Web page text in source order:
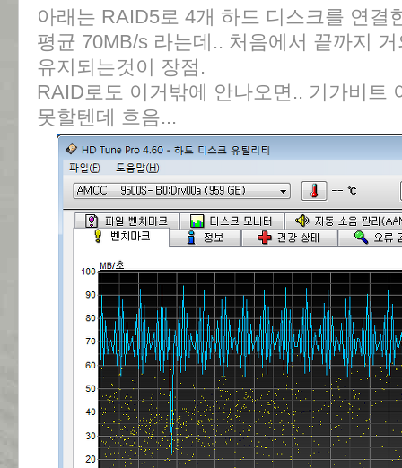
아래는 RAID5로 4개 하드 디스크를 연결
평균 70MB/s 라는데.. 처음에서 끝까지
유지되는것이 장점.
RAID로도 이거밖에 안나오면.. 기가비트
못할텐데 흐음...